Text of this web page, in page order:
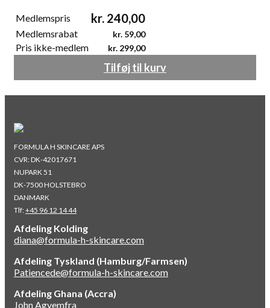
Medlemspris kr. 240,00
Medlemsrabat kr. 59,00
Pris ikke-medlem kr. 299,00
Tilføj til kurv
FORMULA H SKINCARE APS
CVR: DK-42017671
NUPARK 51
DK-7500 HOLSTEBRO
DANMARK
Tlf:+45 96 12 14 44
Afdeling Kolding
diana@formula-h-skincare.com
Afdeling Tyskland (Hamburg/Farmsen)
Patiencede@formula-h-skincare.com
Afdeling Ghana (Accra)
John Agyemfra